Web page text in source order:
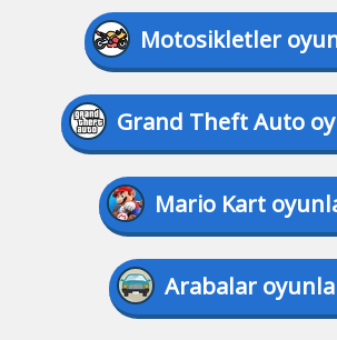
Motosikletler
Grand Theft Auto
Mario Kart
Arabalar